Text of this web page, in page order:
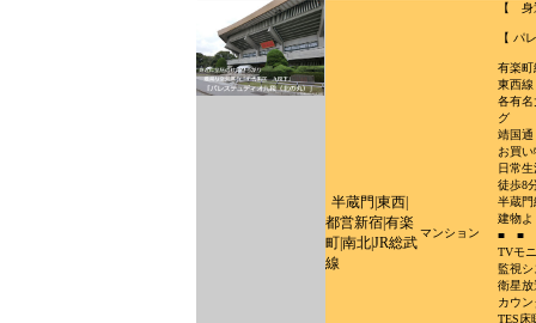
半蔵門|東西|
都営新宿|有楽
町|南北|JR総武
線
マンション
【 身
【 パ
有楽町
東西線
各有名
グ
靖国通
お買
日常
徒歩8
半蔵門
建物よ
■ ■
TVモ
監視
衛星
カウ
TES